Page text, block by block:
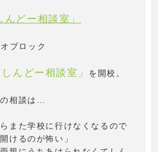
どー相談室」
ブロック
しんどー相談室」 を開校。
相談は…
また学校に行けなくなるので
けるのが怖い」